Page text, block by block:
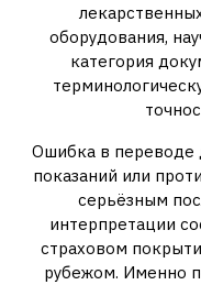
оборудования,
категория
Ошибка в переводе
показаний или
серьёзным
интерпретации
страховом
рубежом. Именно